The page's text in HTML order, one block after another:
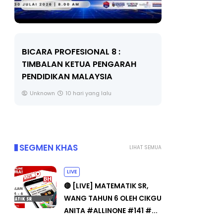
BICARA PROFESIONAL 8 :
TIMBALAN KETUA PENGARAH
PENDIDIKAN MALAYSIA
Unknown 10 hari yang lalu
LIHAT SEMUA
SEGMEN KHAS
LIVE
🔴 [LIVE] MATEMATIK SR,
WANG TAHUN 6 OLEH CIKGU
ANITA #ALLINONE #141 #...